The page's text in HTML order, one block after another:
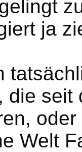
ja
die
Welt